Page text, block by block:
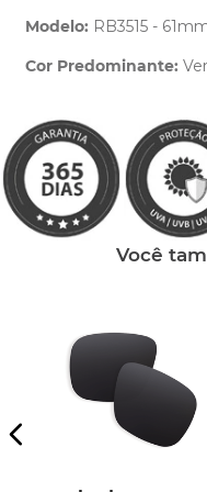
Modelo: RB3515 -
Cor Predominante:
Você